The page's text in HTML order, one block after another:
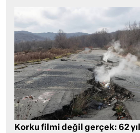
Korku filmi değil gerçek: 62